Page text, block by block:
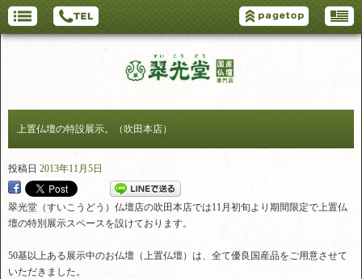
上置仏壇の特設展示。（吹田本店）
投稿日 2013年11月5日
翠光堂（すいこうどう）仏壇店の吹田本店では11月初旬より期間限定で上置仏
壇の特別展示スペースを設けております。
50基以上ある展示中のお仏壇（上置仏壇）は、全て優良国産品をご用意させて
いただきました。